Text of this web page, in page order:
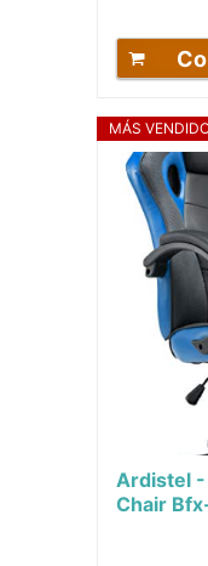
MÁS
Ardistel -
Chair